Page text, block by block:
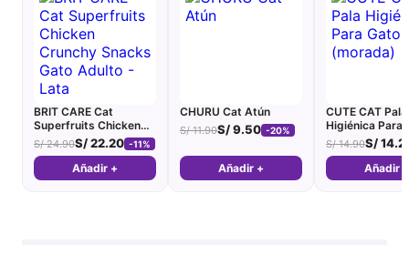
BRIT CARE Cat
Superfruits Chicken
Crunchy Snacks Gato
Adulto - Lata
S/24.90S/22.20 -11%
Añadir +
CHURU Cat Atún
S/11.90S/9.50 -20%
Añadir +
CUTE CAT Pala
Higiénica Para
(morada)
S/14.90S/
Añadir +